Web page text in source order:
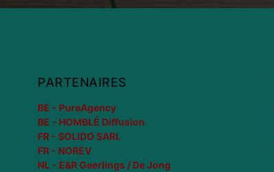
PARTENAIRES
BE - PureAgency
BE - HOMBLÉ Diffusion
FR - SOLIDO SARL
FR - NOREV
NL - E&R Geerlings / De Jong